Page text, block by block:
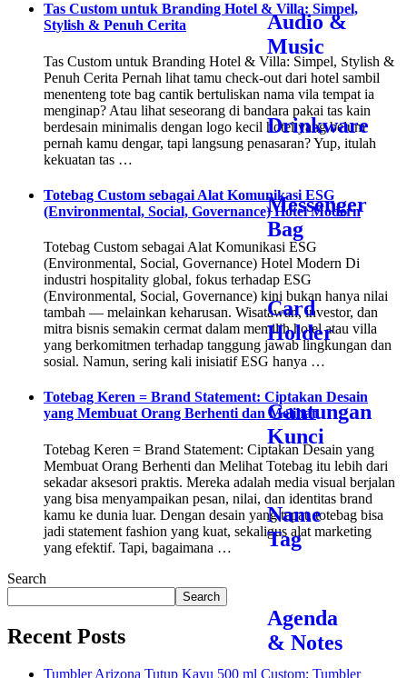
Audio &
Music
Drinkware
Messenger
Bag
Card
Holder
Gantungan
Kunci
Name
Tag
Agenda
& Notes
Tas Custom untuk Branding Hotel & Villa: Simpel,
Stylish & Penuh Cerita
Tas Custom untuk Branding Hotel & Villa: Simpel, Stylish &
Penuh Cerita Pernah lihat tamu check-out dari hotel sambil
menenteng tote bag cantik bertuliskan nama vila tempat ia
menginap? Atau lihat seseorang di bandara pakai tas kain
berdesain minimalis dengan logo kecil hotel yang belum
pernah kamu dengar, tapi langsung penasaran? Yup, itulah
kekuatan tas …
Totebag Custom sebagai Alat Komunikasi ESG
(Environmental, Social, Governance) Hotel Modern
Totebag Custom sebagai Alat Komunikasi ESG
(Environmental, Social, Governance) Hotel Modern Di
industri hospitality global, fokus terhadap ESG
(Environmental, Social, Governance) kini bukan hanya nilai
tambah — melainkan keharusan. Wisatawan, investor, dan
mitra bisnis semakin cermat dalam memilih hotel atau villa
yang berkomitmen terhadap tanggung jawab lingkungan dan
sosial. Namun, sering kali inisiatif ESG hanya …
Totebag Keren = Brand Statement: Ciptakan Desain
yang Membuat Orang Berhenti dan Melihat
Totebag Keren = Brand Statement: Ciptakan Desain yang
Membuat Orang Berhenti dan Melihat Totebag itu lebih dari
sekadar aksesori praktis. Mereka adalah media visual berjalan
yang bisa menyampaikan pesan, nilai, dan identitas brand
kamu ke dunia luar. Dengan desain yang tepat, totebag bisa
jadi statement fashion yang kuat, sekaligus alat marketing
yang efektif. Tapi, bagaimana …
Search
Search
Recent Posts
Tumbler Arizona Tutup Kayu 500 ml Custom: Tumbler